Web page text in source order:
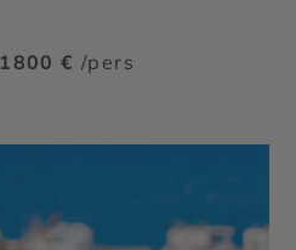
1800 € /pers